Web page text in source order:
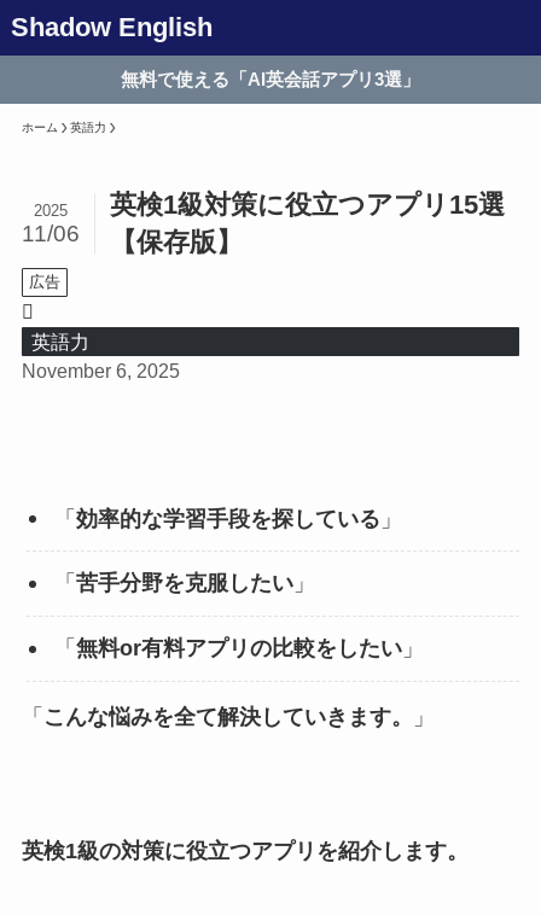
Shadow English
無料で使える「AI英会話アプリ3選」
ホーム 英語力
英検1級対策に役立つアプリ15選
【保存版】
2025
11/06
広告
英語力
November 6, 2025
「 効率的な学習手段を探している 」
「 苦手分野を克服したい」
「 無料or有料アプリの比較をしたい」
「 こんな悩みを全て解決していきます。 」
英検1級の対策に役立つアプリを紹介します。